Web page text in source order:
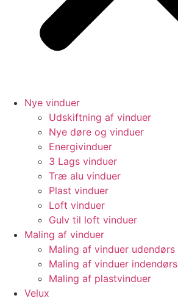
Nye vinduer
Udskiftning af vinduer
Nye døre og vinduer
Energivinduer
3 Lags vinduer
Træ alu vinduer
Plast vinduer
Loft vinduer
Gulv til loft vinduer
Maling af vinduer
Maling af vinduer udendørs
Maling af vinduer indendørs
Maling af plastvinduer
Velux